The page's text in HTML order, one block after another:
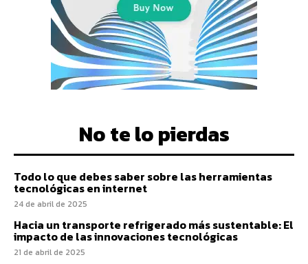
No te lo pierdas
Todo lo que debes saber sobre las herramientas
tecnológicas en internet
24 de abril de 2025
Hacia un transporte refrigerado más sustentable: El
impacto de las innovaciones tecnológicas
21 de abril de 2025